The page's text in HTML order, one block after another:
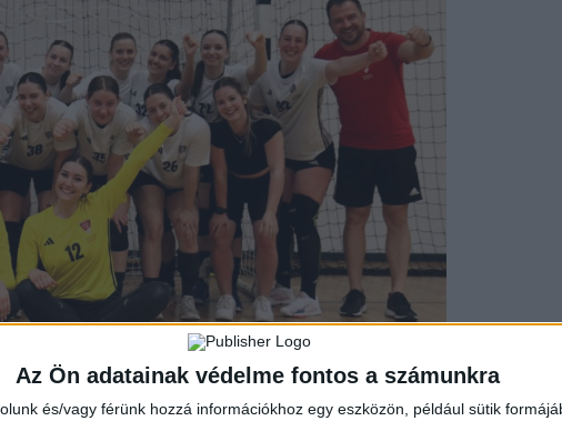
Az Ön adatainak védelme fontos a számunkra
és/vagy férünk hozzá információkhoz egy eszközön, például sütik